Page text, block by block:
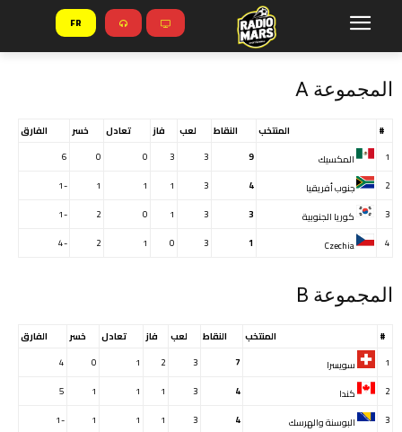
FR
المجموعة A
# المنتخب النقاط لعب فاز تعادل خسر
الفارق
1
المكسيك 9
3
3
0
0
6
2
جنوب أفريقيا 4
3
1
1
1
-1
3
كوريا الجنوبية 3
3
1
0
2
-1
4
1
3
0
1
2
-4
المجموعة B
# المنتخب النقاط لعب فاز تعادل خسر
الفارق
1
سويسرا 7
3
2
1
0
4
2
كندا 4
3
1
1
1
5
3
البوسنة والهرسك 4
3
1
1
1
-1